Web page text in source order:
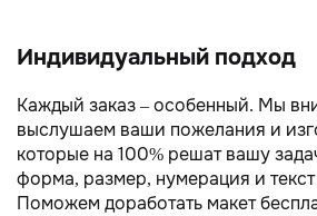
Индивидуальный подход
Каждый заказ – особенный. Мы
выслушаем ваши пожелания и
которые на 100% решат вашу
форма, размер, нумерация и
Поможем доработать макет